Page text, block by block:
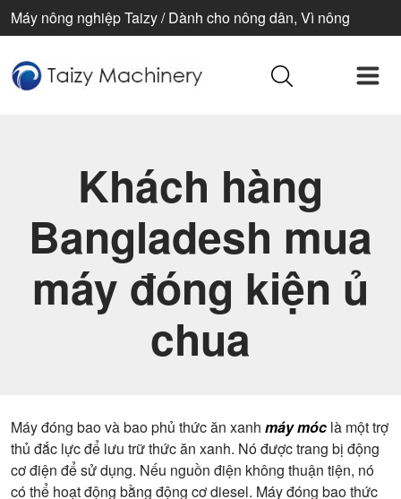
Máy nông nghiệp Taizy / Dành cho nông dân, Vì nông
Khách hàng
Bangladesh mua
máy đóng kiện ủ
chua
Máy đóng bao và bao phủ thức ăn xanh máy móc là một trợ
thủ đắc lực để lưu trữ thức ăn xanh. Nó được trang bị động
cơ điện để sử dụng. Nếu nguồn điện không thuận tiện, nó
có thể hoạt động bằng động cơ diesel. Máy đóng bao thức